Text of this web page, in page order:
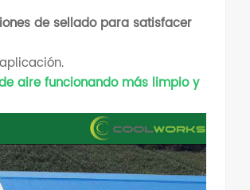
de sellado para satisfacer
aire funcionando más limpio y